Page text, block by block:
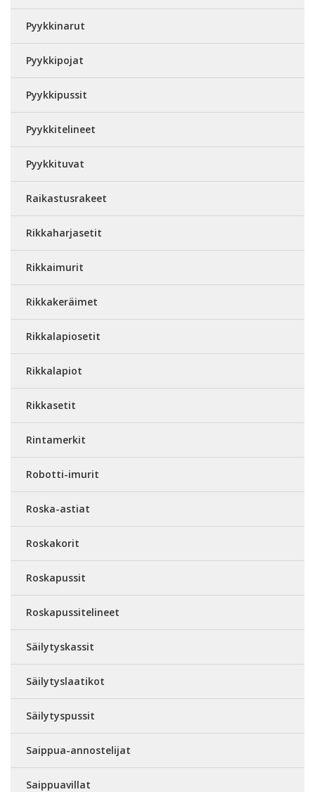
Pyykkinarut
Pyykkipojat
Pyykkipussit
Pyykkitelineet
Pyykkituvat
Raikastusrakeet
Rikkaharjasetit
Rikkaimurit
Rikkakeräimet
Rikkalapiosetit
Rikkalapiot
Rikkasetit
Rintamerkit
Robotti-imurit
Roska-astiat
Roskakorit
Roskapussit
Roskapussitelineet
Säilytyskassit
Säilytyslaatikot
Säilytyspussit
Saippua-annostelijat
Saippuavillat